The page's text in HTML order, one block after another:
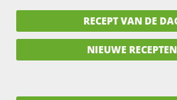
RECEPT VAN DE
NIEUWE RECEPTEN